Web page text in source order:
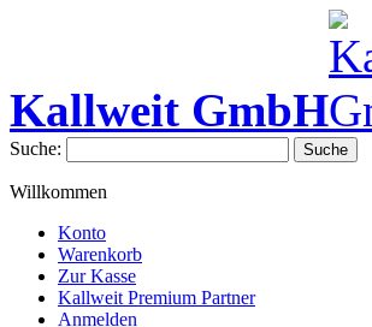
Kallweit GmbH
Suche: Suche
Willkommen
Konto
Warenkorb
Zur Kasse
Kallweit Premium Partner
Anmelden